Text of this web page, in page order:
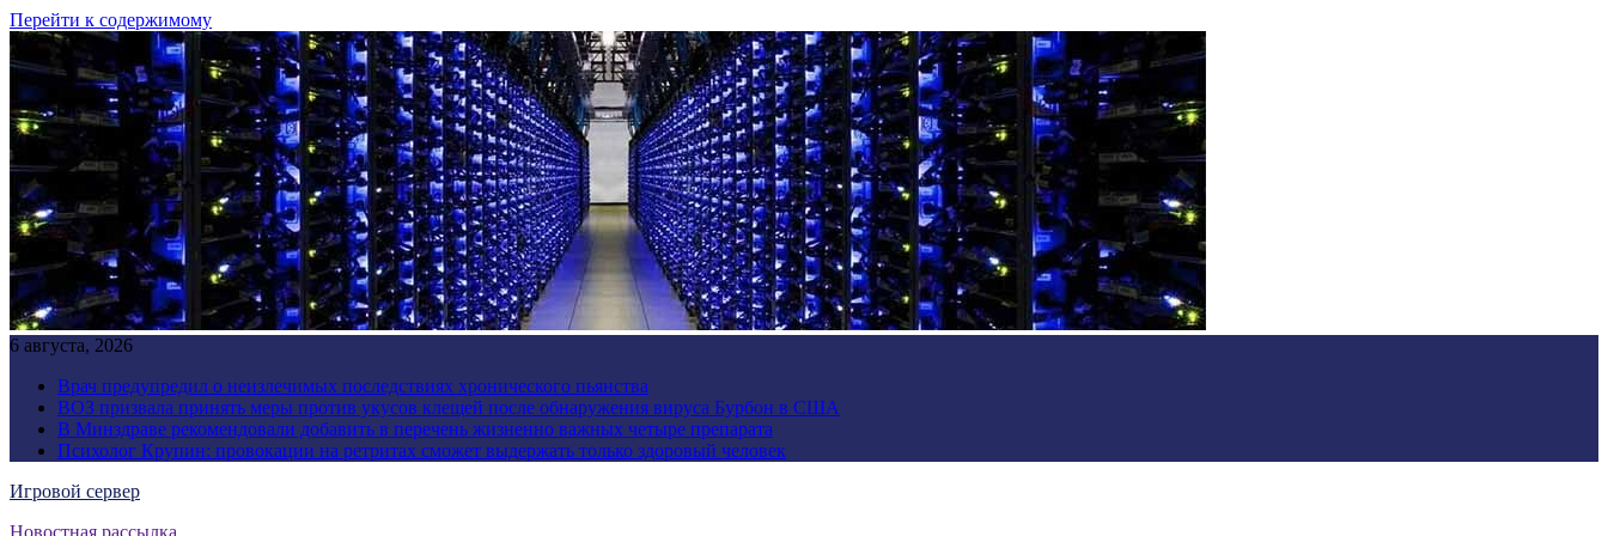
Перейти к содержимому
6 августа, 2026
Врач предупредил о неизлечимых последствиях хронического пьянства
ВОЗ призвала принять меры против укусов клещей после обнаружения вируса Бурбон в США
В Минздраве рекомендовали добавить в перечень жизненно важных четыре препарата
Психолог Крупин: провокации на ретритах сможет выдержать только здоровый человек
Игровой сервер
Новостная рассылка